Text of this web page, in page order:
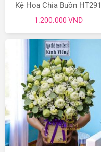
Kệ Hoa Chia Buồn HT291
1.200.000 VND